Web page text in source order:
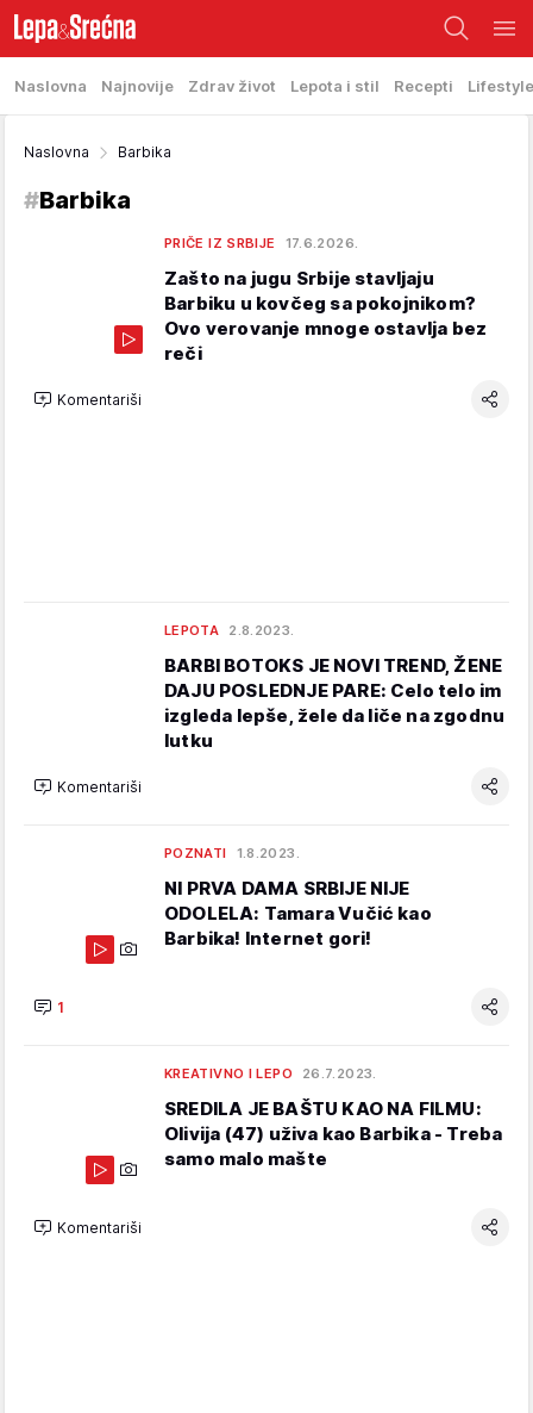
Naslovna Najnovije Zdrav život Lepota i stil Recepti Lifestyle
Naslovna Barbika
#Barbika
PRIČE IZ SRBIJE 17.6.2026.
Zašto na jugu Srbije stavljaju
Barbiku u kovčeg sa pokojnikom?
Ovo verovanje mnoge ostavlja bez
reči
Komentariši
LEPOTA 2.8.2023.
BARBI BOTOKS JE NOVI TREND, ŽENE
DAJU POSLEDNJE PARE: Celo telo im
izgleda lepše, žele da liče na zgodnu
lutku
Komentariši
POZNATI 1.8.2023.
NI PRVA DAMA SRBIJE NIJE
ODOLELA: Tamara Vučić kao
Barbika! Internet gori!
1
KREATIVNO I LEPO 26.7.2023.
SREDILA JE BAŠTU KAO NA FILMU:
Olivija (47) uživa kao Barbika - Treba
samo malo mašte
Komentariši